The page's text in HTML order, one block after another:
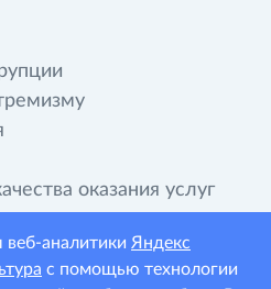
оказания услуг
веб-аналитики Яндекс
с помощью технологии